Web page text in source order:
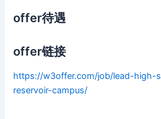
offer待遇
offer链接
https://w3offer.com/job/lead-high-
reservoir-campus/